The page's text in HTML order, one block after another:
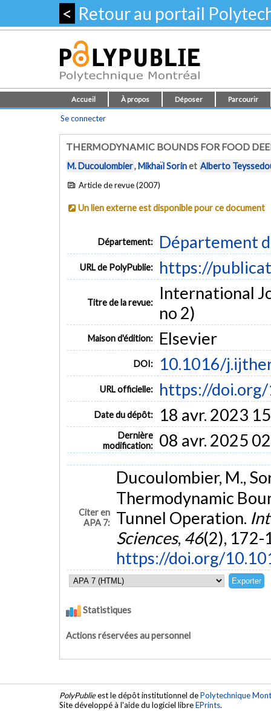
< Retour au portail
Accueil À propos Déposer Parcourir
Se connecter
THERMODYNAMIC BOUNDS FOR FOOD
M. Ducoulombier,Mikhaı̈l Sorinet Alberto
Article de revue (2007)
Un lien externe est disponible pour ce document
Département: Département
URL de PolyPublie: https://
Titre de la revue:
International
no 2)
Maison d'édition: Elsevier
DOI: 10.1016/
URL officielle: https://
Date du dépôt: 18 avr. 2023
Dernière
modification:
08 avr. 2025
Citer en
APA 7:
Ducoulombier, M.,
Thermodynamic
Tunnel Operation.
Sciences, 46(2), 172-
https://doi.org/
Statistiques
Actions réservées au personnel
PolyPublieest le dépôt institutionnel dePolytechnique
Site développé à l'aide du logiciel libreEPrints.